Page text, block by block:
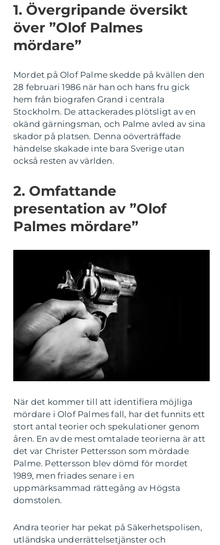
1. Övergripande översikt
över ”Olof Palmes
mördare”
Mordet på Olof Palme skedde på kvällen den
28 februari 1986 när han och hans fru gick
hem från biografen Grand i centrala
Stockholm. De attackerades plötsligt av en
okänd gärningsman, och Palme avled av sina
skador på platsen. Denna oöverträffade
händelse skakade inte bara Sverige utan
också resten av världen.
2. Omfattande
presentation av ”Olof
Palmes mördare”
När det kommer till att identifiera möjliga
mördare i Olof Palmes fall, har det funnits ett
stort antal teorier och spekulationer genom
åren. En av de mest omtalade teorierna är att
det var Christer Pettersson som mördade
Palme. Pettersson blev dömd för mordet
1989, men friades senare i en
uppmärksammad rättegång av Högsta
domstolen.
Andra teorier har pekat på Säkerhetspolisen,
utländska underrättelsetjänster och